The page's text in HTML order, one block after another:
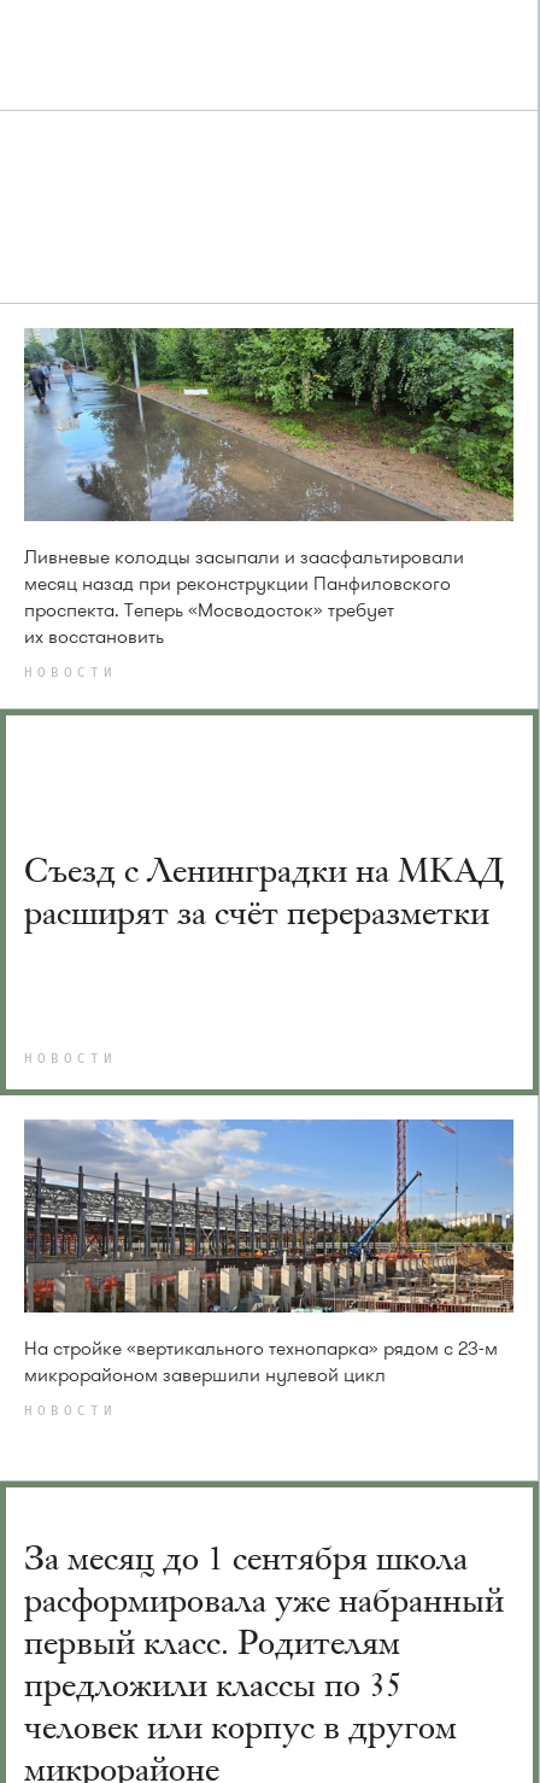
Ливневые колодцы засыпали и заасфальтировали
месяц назад при реконструкции Панфиловского
проспекта. Теперь «Мосводосток» требует
их восстановить
НОВОСТИ
Съезд с Ленинградки на МКАД
расширят за счёт переразметки
НОВОСТИ
На стройке «вертикального технопарка» рядом с 23-м
микрорайоном завершили нулевой цикл
НОВОСТИ
За месяц до 1 сентября школа
расформировала уже набранный
первый класс. Родителям
предложили классы по 35
человек или корпус в другом
микрорайоне